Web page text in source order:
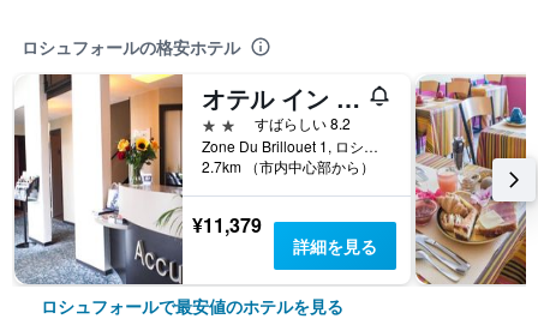
ロシュフォールの格安ホテル
オテル イン デザイン & レストラン ロシュフォール
2つ星
すばらしい 8.2
Zone Du Brillouet 1, ロシュフォール, シャラント＝マリティーム県, フランス
2.7km （市内中心部から）
¥11,379
詳細を見る
ロシュフォールで最安値のホテルを見る